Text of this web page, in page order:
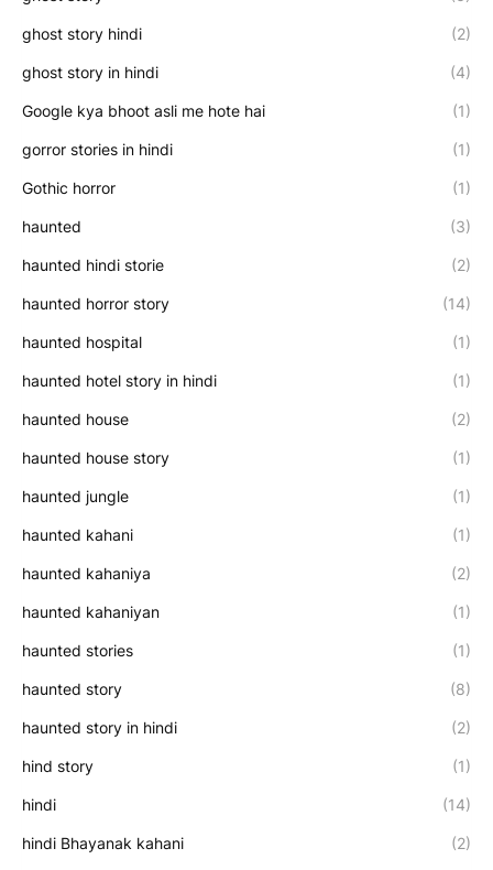
ghost story hindi (2)
ghost story in hindi (4)
Google kya bhoot asli me hote hai (1)
gorror stories in hindi (1)
Gothic horror (1)
haunted (3)
haunted hindi storie (2)
haunted horror story (14)
haunted hospital (1)
haunted hotel story in hindi (1)
haunted house (2)
haunted house story (1)
haunted jungle (1)
haunted kahani (1)
haunted kahaniya (2)
haunted kahaniyan (1)
haunted stories (1)
haunted story (8)
haunted story in hindi (2)
hind story (1)
hindi (14)
hindi Bhayanak kahani (2)